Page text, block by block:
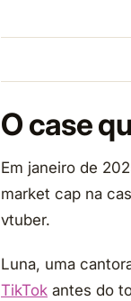
O case
Em janeiro de
market cap na
vtuber.
Luna, uma
TikTok antes do